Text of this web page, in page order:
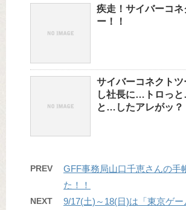
疾走！サイバーコネ
ー！！
サイバーコネクトツ
し社長に…トロっ
と…したアレがッ？
PREV
GFF事務局山口千恵さんの手
た！！
NEXT
9/17(土)～18(日)は「東京ゲー